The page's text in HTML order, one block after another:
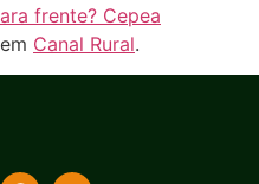
frente? Cepea
Canal Rural.